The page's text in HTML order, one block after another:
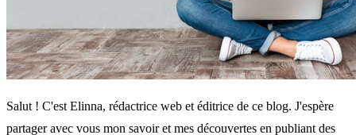
Salut ! C'est Elinna, rédactrice web et éditrice de ce blog. J'espère
partager avec vous mon savoir et mes découvertes en publiant des